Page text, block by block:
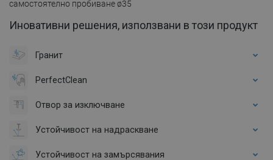
самостоятелно пробиване ø35
Иновативни решения, използвани в този продукт
Гранит
PerfectClean
Отвор за изключване
Устойчивост на надраскване
Устойчивост на замърсявания